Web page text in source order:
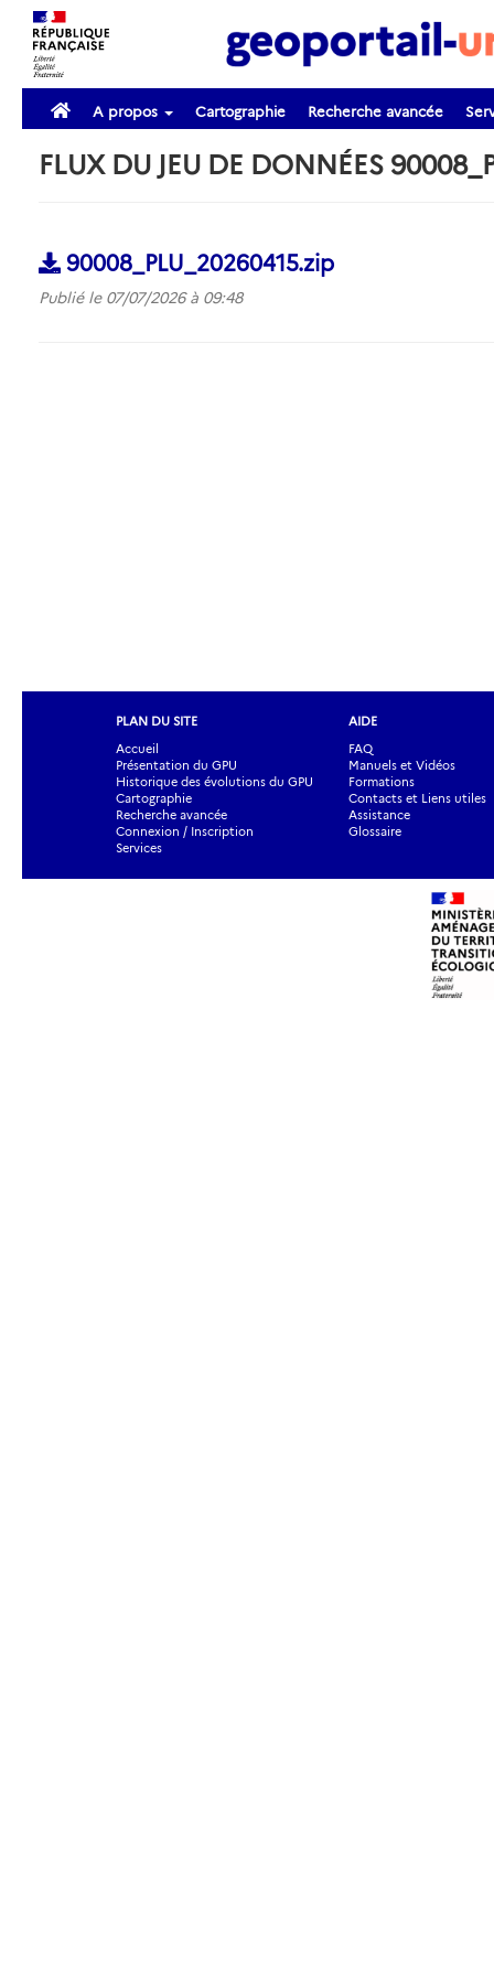
A propos Cartographie Recherche avancée
FLUX DU JEU DE DONNÉES
90008_PLU_20260415.zip
Publié le 07/07/2026 à 09:48
PLAN DU SITE
Accueil
Présentation du GPU
Historique des évolutions du GPU
Cartographie
Recherche avancée
Connexion / Inscription
Services
AIDE
FAQ
Manuels et Vidéos
Formations
Contacts et Liens utiles
Assistance
Glossaire